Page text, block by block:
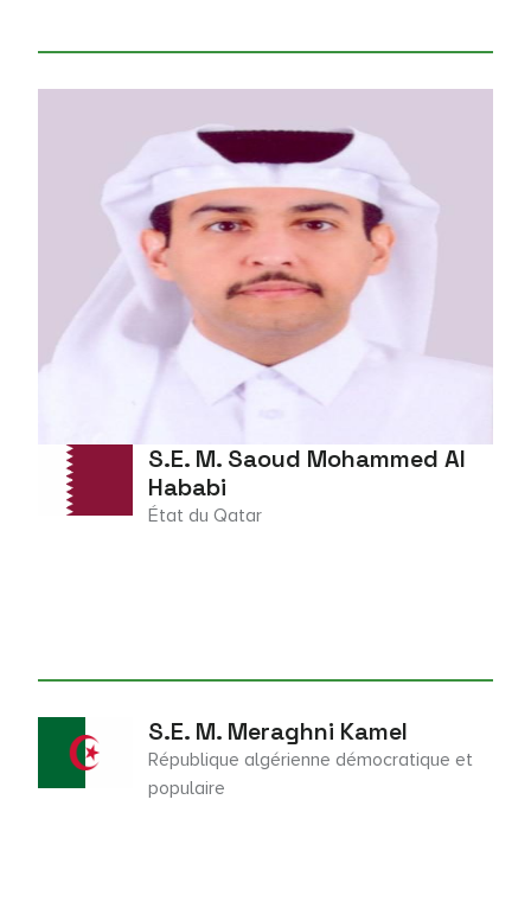
S.E. M. Saoud Mohammed Al
Hababi
État du Qatar
S.E. M. Meraghni Kamel
République algérienne démocratique et
populaire